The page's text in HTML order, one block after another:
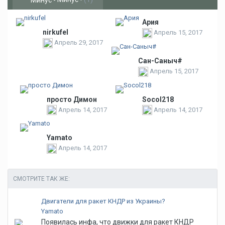
nirkufel
Апрель 29, 2017
Ария
Апрель 15, 2017
Сан-Саныч#
Апрель 15, 2017
просто Димон
Апрель 14, 2017
Socol218
Апрель 14, 2017
Yamato
Апрель 14, 2017
СМОТРИТЕ ТАК ЖЕ:
Двигатели для ракет КНДР из Украины?
Yamato
Появилась инфа, что движки для ракет КНДР